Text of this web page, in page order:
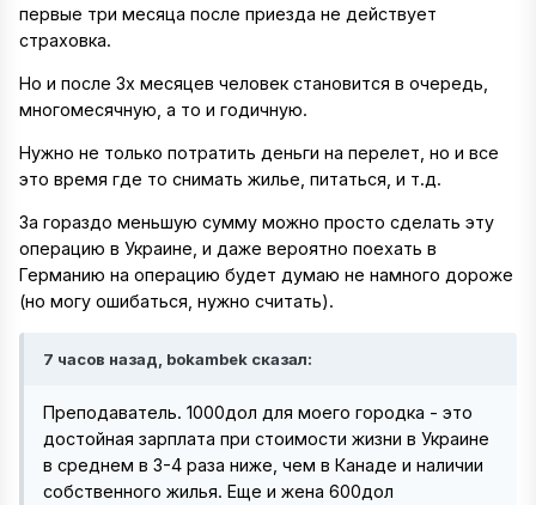
первые три месяца после приезда не действует
страховка.
Но и после 3х месяцев человек становится в очередь,
многомесячную, а то и годичную.
Нужно не только потратить деньги на перелет, но и все
это время где то снимать жилье, питаться, и т.д.
За гораздо меньшую сумму можно просто сделать эту
операцию в Украине, и даже вероятно поехать в
Германию на операцию будет думаю не намного дороже
(но могу ошибаться, нужно считать).
7 часов назад, bokambek сказал:
Преподаватель. 1000дол для моего городка - это
достойная зарплата при стоимости жизни в Украине
в среднем в 3-4 раза ниже, чем в Канаде и наличии
собственного жилья. Еще и жена 600дол